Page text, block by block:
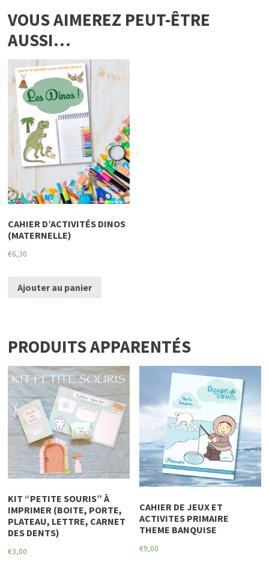
VOUS AIMEREZ PEUT-ÊTRE
AUSSI…
CAHIER D’ACTIVITÉS DINOS
(MATERNELLE)
€6,30
Ajouter au panier
PRODUITS APPARENTÉS
KIT “PETITE SOURIS” À
IMPRIMER (BOITE, PORTE,
PLATEAU, LETTRE, CARNET
DES DENTS)
€3,00
CAHIER DE JEUX ET
ACTIVITES PRIMAIRE
THEME BANQUISE
€9,00